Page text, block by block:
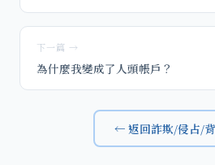
下一篇 →
為什麼我變成了人頭帳戶？
← 返回詐欺/侵占/